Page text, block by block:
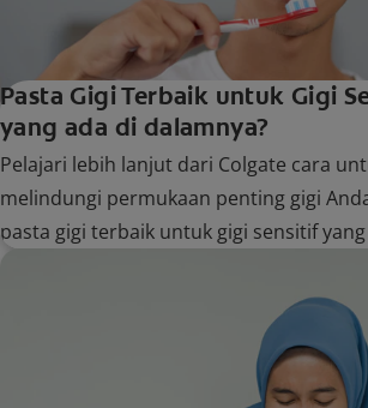
Pasta Gigi Terbaik untuk Gigi
yang ada di dalamnya?
Pelajari lebih lanjut dari Colgate cara
melindungi permukaan penting gigi
pasta gigi terbaik untuk gigi sensitif